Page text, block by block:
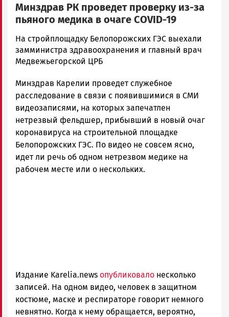
Минздрав РК проведет проверку из-за
пьяного медика в очаге COVID-19
Елена
Гульшина
Новости
и
Карелии
|
Петрозаводск
ГОВОРИТ
На стройплощадку Белопорожских ГЭС выехали
замминистра здравоохранения и главный врач
Медвежьегорской ЦРБ
Минздрав Карелии проведет служебное
расследование в связи с появившимися в СМИ
видеозаписями, на которых запечатлен
нетрезвый фельдшер, прибывший в новый очаг
коронавируса на строительной площадке
Белопорожских ГЭС. По видео не совсем ясно,
идет ли речь об одном нетрезвом медике на
рабочем месте или о нескольких.
Издание Karelia.news опубликовало несколько
записей. На одном видео, человек в защитном
костюме, маске и респираторе говорит немного
невнятно. Когда к нему обращается, вероятно,